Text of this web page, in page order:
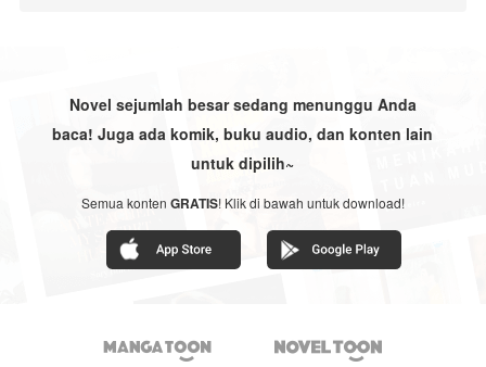
Novel sejumlah besar sedang menunggu Anda
baca! Juga ada komik, buku audio, dan konten lain
untuk dipilih~
Semua konten GRATIS! Klik di bawah untuk download!
 